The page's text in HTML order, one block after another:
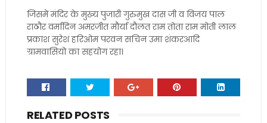
जिसमें मंदिर के मुख्य पुजारी गुरुमुख दास जी व विजय पाल
राठौर वर्मादिन अमरजीत मौर्या दौलत राम तोता राम मोती लाल
प्रकाश सुरेश हरिओम परवन सचिन उमा शंकरआदि
ग्रामवासियो का सहयोग रहा।
RELATED POSTS